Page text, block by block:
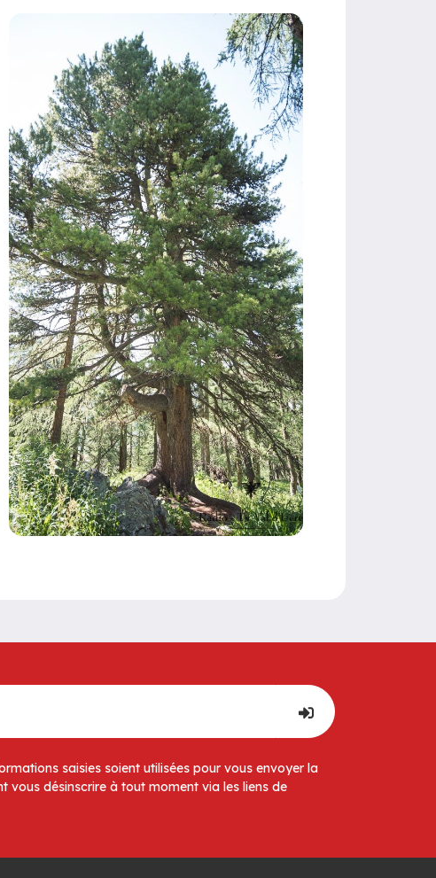
saisies soient utilisées pour vous envoyer la
vous désinscrire à tout moment via les liens de